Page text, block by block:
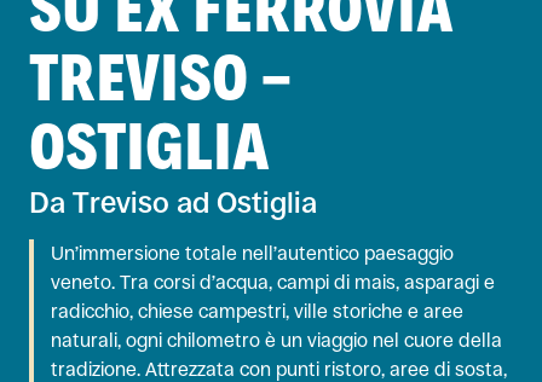
TREVISO -
OSTIGLIA
Da Treviso ad Ostiglia
Un’immersione totale nell’autentico paesaggio
veneto. Tra corsi d’acqua, campi di mais, asparagi e
radicchio, chiese campestri, ville storiche e aree
naturali, ogni chilometro è un viaggio nel cuore della
tradizione. Attrezzata con punti ristoro, aree di sosta,